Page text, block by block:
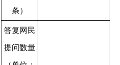
条）
答复网民
提问数量